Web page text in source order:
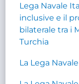
Lega Navale
inclusive e il
bilaterale tra i
Turchia
La Lega